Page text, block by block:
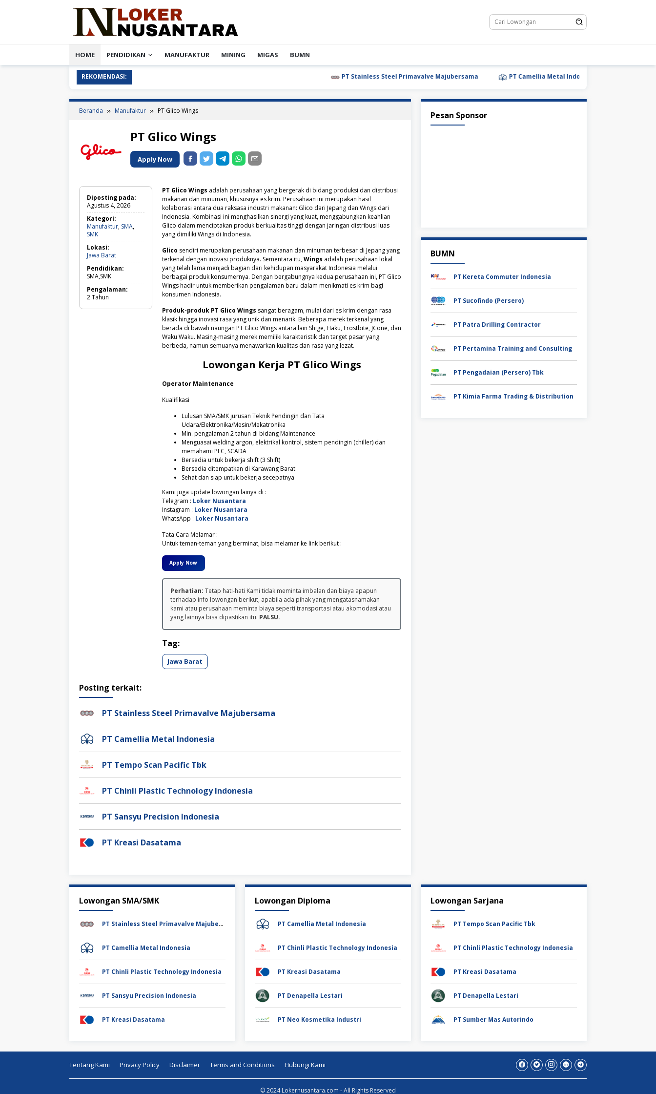
HOME PENDIDIKAN MANUFAKTUR MINING MIGAS BUMN
REKOMENDASI: PT Stainless Steel Primavalve Majubersama PT Camellia Metal Indonesia
Beranda Manufaktur PT Glico Wings
PT Glico Wings
Apply Now
Diposting pada:
Agustus 4, 2026
Kategori:
Manufaktur, SMA,
SMKManufaktur,
SMA,
SMK
Lokasi:
Jawa BaratJawa
Barat
Pendidikan:
SMA,SMK
Pengalaman:
2Tahun
PT Glico Wings adalah perusahaan yang bergerak di bidang produksi dan distribusi
makanan dan minuman, khususnya es krim. Perusahaan ini merupakan hasil
kolaborasi antara dua raksasa industri makanan: Glico dari Jepang dan Wings dari
Indonesia. Kombinasi ini menghasilkan sinergi yang kuat, menggabungkan keahlian
Glico dalam menciptakan produk berkualitas tinggi dengan jaringan distribusi luas
yang dimiliki Wings di Indonesia.
Glico sendiri merupakan perusahaan makanan dan minuman terbesar di Jepang yang
terkenal dengan inovasi produknya. Sementara itu,Wings adalah perusahaan lokal
yang telah lama menjadi bagian dari kehidupan masyarakat Indonesia melalui
berbagai produk konsumernya. Dengan bergabungnya kedua perusahaan ini, PT Glico
Wings hadir untuk memberikan pengalaman baru dalam menikmati es krim bagi
konsumen Indonesia.
Produk-produk PT Glico Wings sangat beragam, mulai dari es krim dengan rasa
klasik hingga inovasi rasa yang unik dan menarik. Beberapa merek terkenal yang
berada di bawah naungan PT Glico Wings antara lain Shige, Haku, Frostbite, JCone, dan
Waku Waku. Masing-masing merek memiliki karakteristik dan target pasar yang
berbeda, namun semuanya menawarkan kualitas dan rasa yang lezat.
Lowongan Kerja PT Glico Wings
Operator Maintenance
Kualifikasi
Lulusan SMA/SMK jurusan Teknik Pendingin dan Tata
Udara/Elektronika/Mesin/Mekatronika
Min. pengalaman 2 tahun di bidang Maintenance
Menguasai welding argon, elektrikal kontrol, sistem pendingin (chiller) dan
memahami PLC, SCADA
Bersedia untuk bekerja shift (3 Shift)
Bersedia ditempatkan di Karawang Barat
Sehat dan siap untuk bekerja secepatnya
Kami juga update lowongan lainya di :
Telegram : Loker Nusantara
Instagram : Loker Nusantara
WhatsApp : Loker Nusantara
Tata Cara Melamar :
Untuk teman-teman yang berminat, bisa melamar ke link berikut :
Apply Now
Perhatian: Tetap hati-hati Kami tidak meminta imbalan dan biaya apapun
terhadap info lowongan berikut, apabila ada pihak yang mengatasnamakan
kami atau perusahaan meminta biaya seperti transportasi atau akomodasi atau
yang lainnya bisa dipastikan itu. PALSU.
Tag:
Jawa Barat
Posting terkait:
PT Stainless Steel Primavalve Majubersama
PT Camellia Metal Indonesia
PT Tempo Scan Pacific Tbk
PT Chinli Plastic Technology Indonesia
PT Sansyu Precision Indonesia
PT Kreasi Dasatama
Pesan Sponsor
BUMN
PT Kereta Commuter Indonesia
PT Sucofindo (Persero)
PT Patra Drilling Contractor
PT Pertamina Training and Consulting
PT Pengadaian (Persero) Tbk
PT Kimia Farma Trading & Distribution
Lowongan SMA/SMK
PT Stainless Steel Primavalve Majubersama
PT Camellia Metal Indonesia
PT Chinli Plastic Technology Indonesia
PT Sansyu Precision Indonesia
PT Kreasi Dasatama
Lowongan Diploma
PT Camellia Metal Indonesia
PT Chinli Plastic Technology Indonesia
PT Kreasi Dasatama
PT Denapella Lestari
PT Neo Kosmetika Industri
Lowongan Sarjana
PT Tempo Scan Pacific Tbk
PT Chinli Plastic Technology Indonesia
PT Kreasi Dasatama
PT Denapella Lestari
PT Sumber Mas Autorindo
Tentang Kami Privacy Policy Disclaimer Terms and Conditions Hubungi Kami
© 2024 Lokernusantara.com - All Rights Reserved